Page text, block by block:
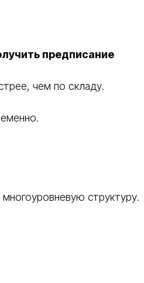
предписание
чем по складу.
структуру.